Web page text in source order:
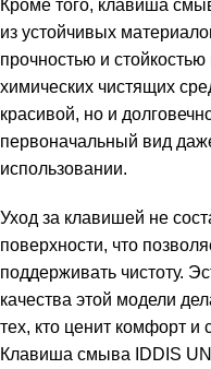
Кроме того, клавиша
из устойчивых
прочностью и
химических чистящих
красивой, но и
первоначальный вид
использовании.
Уход за клавишей не
поверхности, что
поддерживать чистоту.
качества этой модели
тех, кто ценит комфорт и
Клавиша смыва IDDIS